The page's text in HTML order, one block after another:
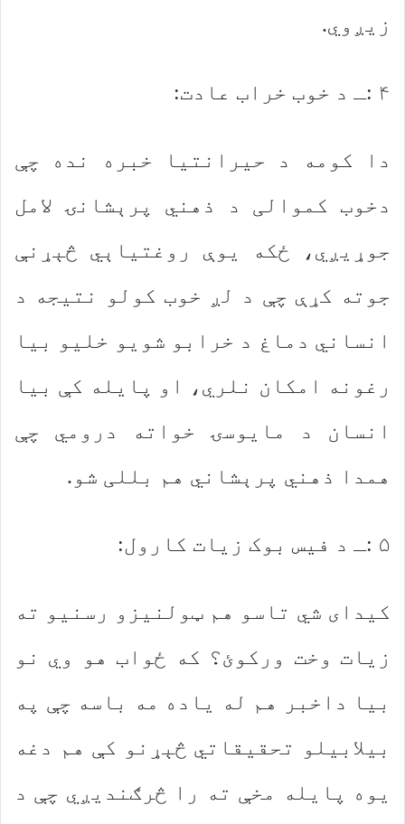
زیږوي.
۴ :ـ د خوب خراب عادت:
دا کومه د حیرانتیا خبره نده چې
دخوب کموالی د ذهني پرېشانۍ لامل
جوړیږي، ځکه یوې روغتیاېي څېړنې
جوته کړې چې د لږ خوب کولو نتیجه د
انساني دماغ د خرابو شویو خلیو بیا
رغونه امکان نلري، او پایله کې بیا
انسان د مایوسۍ خواته درومي چې
همدا ذهني پرېشاني هم بللی شو.
۵ :ـ د فیس بوک زیات کارول:
کیدای شي تاسو هم ټولنیزو رسنیو ته
زیات وخت ورکوئ؟ که ځواب هو وي نو
بیا داخبر هم له یاده مه باسه چې په
بیلابیلو تحقیقاتي څېړنو کې هم دغه
یوه پایله مخې ته را څرګندیږي چې د